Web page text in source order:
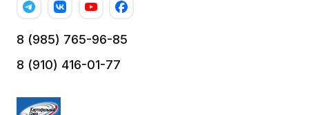
8 (985) 765-96-85
8 (910) 416-01-77